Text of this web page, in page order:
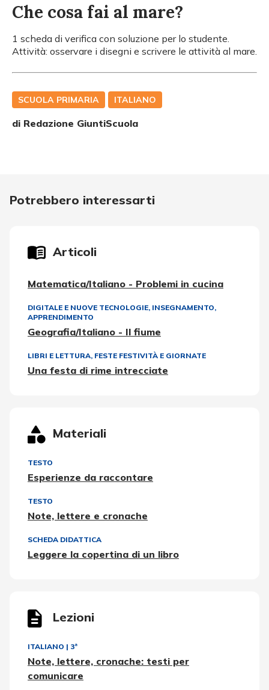
Che cosa fai al mare?
1 scheda di verifica con soluzione per lo studente.
Attività: osservare i disegni e scrivere le attività al mare.
SCUOLA PRIMARIA ITALIANO
di Redazione GiuntiScuola
Potrebbero interessarti
Articoli
Matematica/Italiano - Problemi in cucina
DIGITALE E NUOVE TECNOLOGIE, INSEGNAMENTO,
APPRENDIMENTO
Geografia/Italiano - Il fiume
LIBRI E LETTURA, FESTE FESTIVITÀ E GIORNATE
Una festa di rime intrecciate
Materiali
TESTO
Esperienze da raccontare
TESTO
Note, lettere e cronache
SCHEDA DIDATTICA
Leggere la copertina di un libro
Lezioni
ITALIANO | 3ª
Note, lettere, cronache: testi per
comunicare